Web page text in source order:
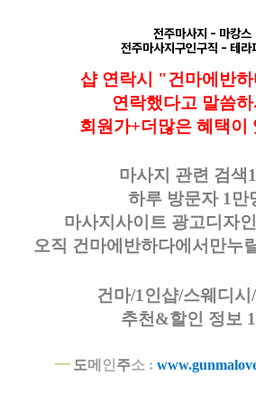
전주마사지 - 마캉스
전주마사지구인구직 - 테라
샵 연락시 "건마에반
연락했다고 말씀하
회원가+더많은 혜택이
마사지 관련 검색
하루 방문자 1만
마사지사이트 광고디자인
오직 건마에반하다에서만누
건마/1인샵/스웨디
추천&할인 정보
━ 도메 인 주소 :